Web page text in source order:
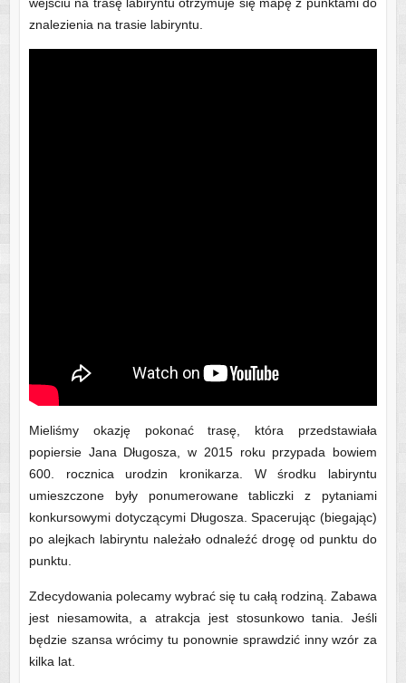
znalezienia na trasie labiryntu.
Mieliśmy okazję pokonać trasę, która przedstawiała
popiersie Jana Długosza, w 2015 roku przypada bowiem
600. rocznica urodzin kronikarza. W środku labiryntu
umieszczone były ponumerowane tabliczki z pytaniami
konkursowymi dotyczącymi Długosza. Spacerując (biegając)
po alejkach labiryntu należało odnaleźć drogę od punktu do
punktu.
Zdecydowania polecamy wybrać się tu całą rodziną. Zabawa
jest niesamowita, a atrakcja jest stosunkowo tania. Jeśli
będzie szansa wrócimy tu ponownie sprawdzić inny wzór za
kilka lat.